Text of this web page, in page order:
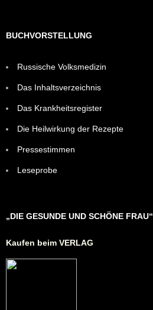
BUCHVORSTELLUNG
Russische Volksmedizin
Das Inhaltsverzeichnis
Das Krankheitsregister
Die Heilwirkung der Rezepte
Pressestimmen
Leseprobe
„DIE GESUNDE UND SCHÖNE FRAU“
Kaufen beim VERLAG